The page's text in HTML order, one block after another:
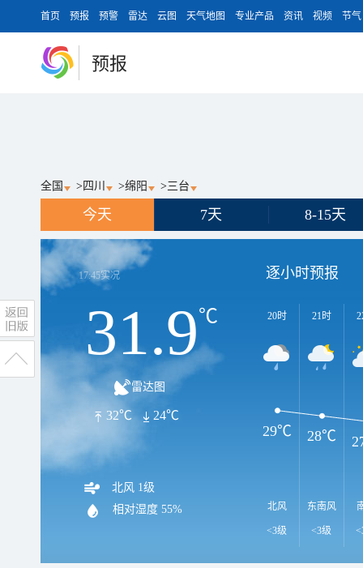
首页 预报 预警 雷达 云图 天气地图 专业产品 资讯 视频 节气
预报
全国 > 四川 >绵阳 >三台
今天 7天 8-15天
17:45实况
31.9℃
雷达图
32℃ 24℃
北风 1级
相对湿度 55%
逐小时预报
20时
北风
<3级
21时
东南风
<3级
29℃ 28℃